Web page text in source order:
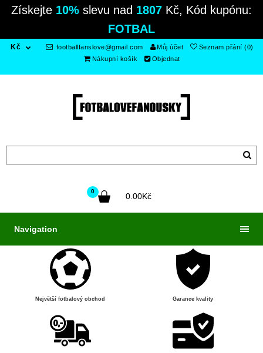
Získejte 10% slevu nad 1807 Kč, Kód kupónu:
FOTBAL
Kč footballfanslove@gmail.com Můj účet
Seznam přání (0)
Nákupní košík
Objednat
0
0.00Kč
Navigation
Největší fotbalový obchod Garance kvality